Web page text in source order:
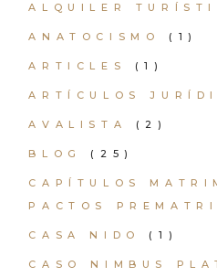
ALQUILER
ANATOCISMO (1)
ARTICLES (1)
ARTÍCULOS
AVALISTA (2)
BLOG (25)
CAPÍTULOS
PACTOS
CASA NIDO (1)
CASO NIMBUS